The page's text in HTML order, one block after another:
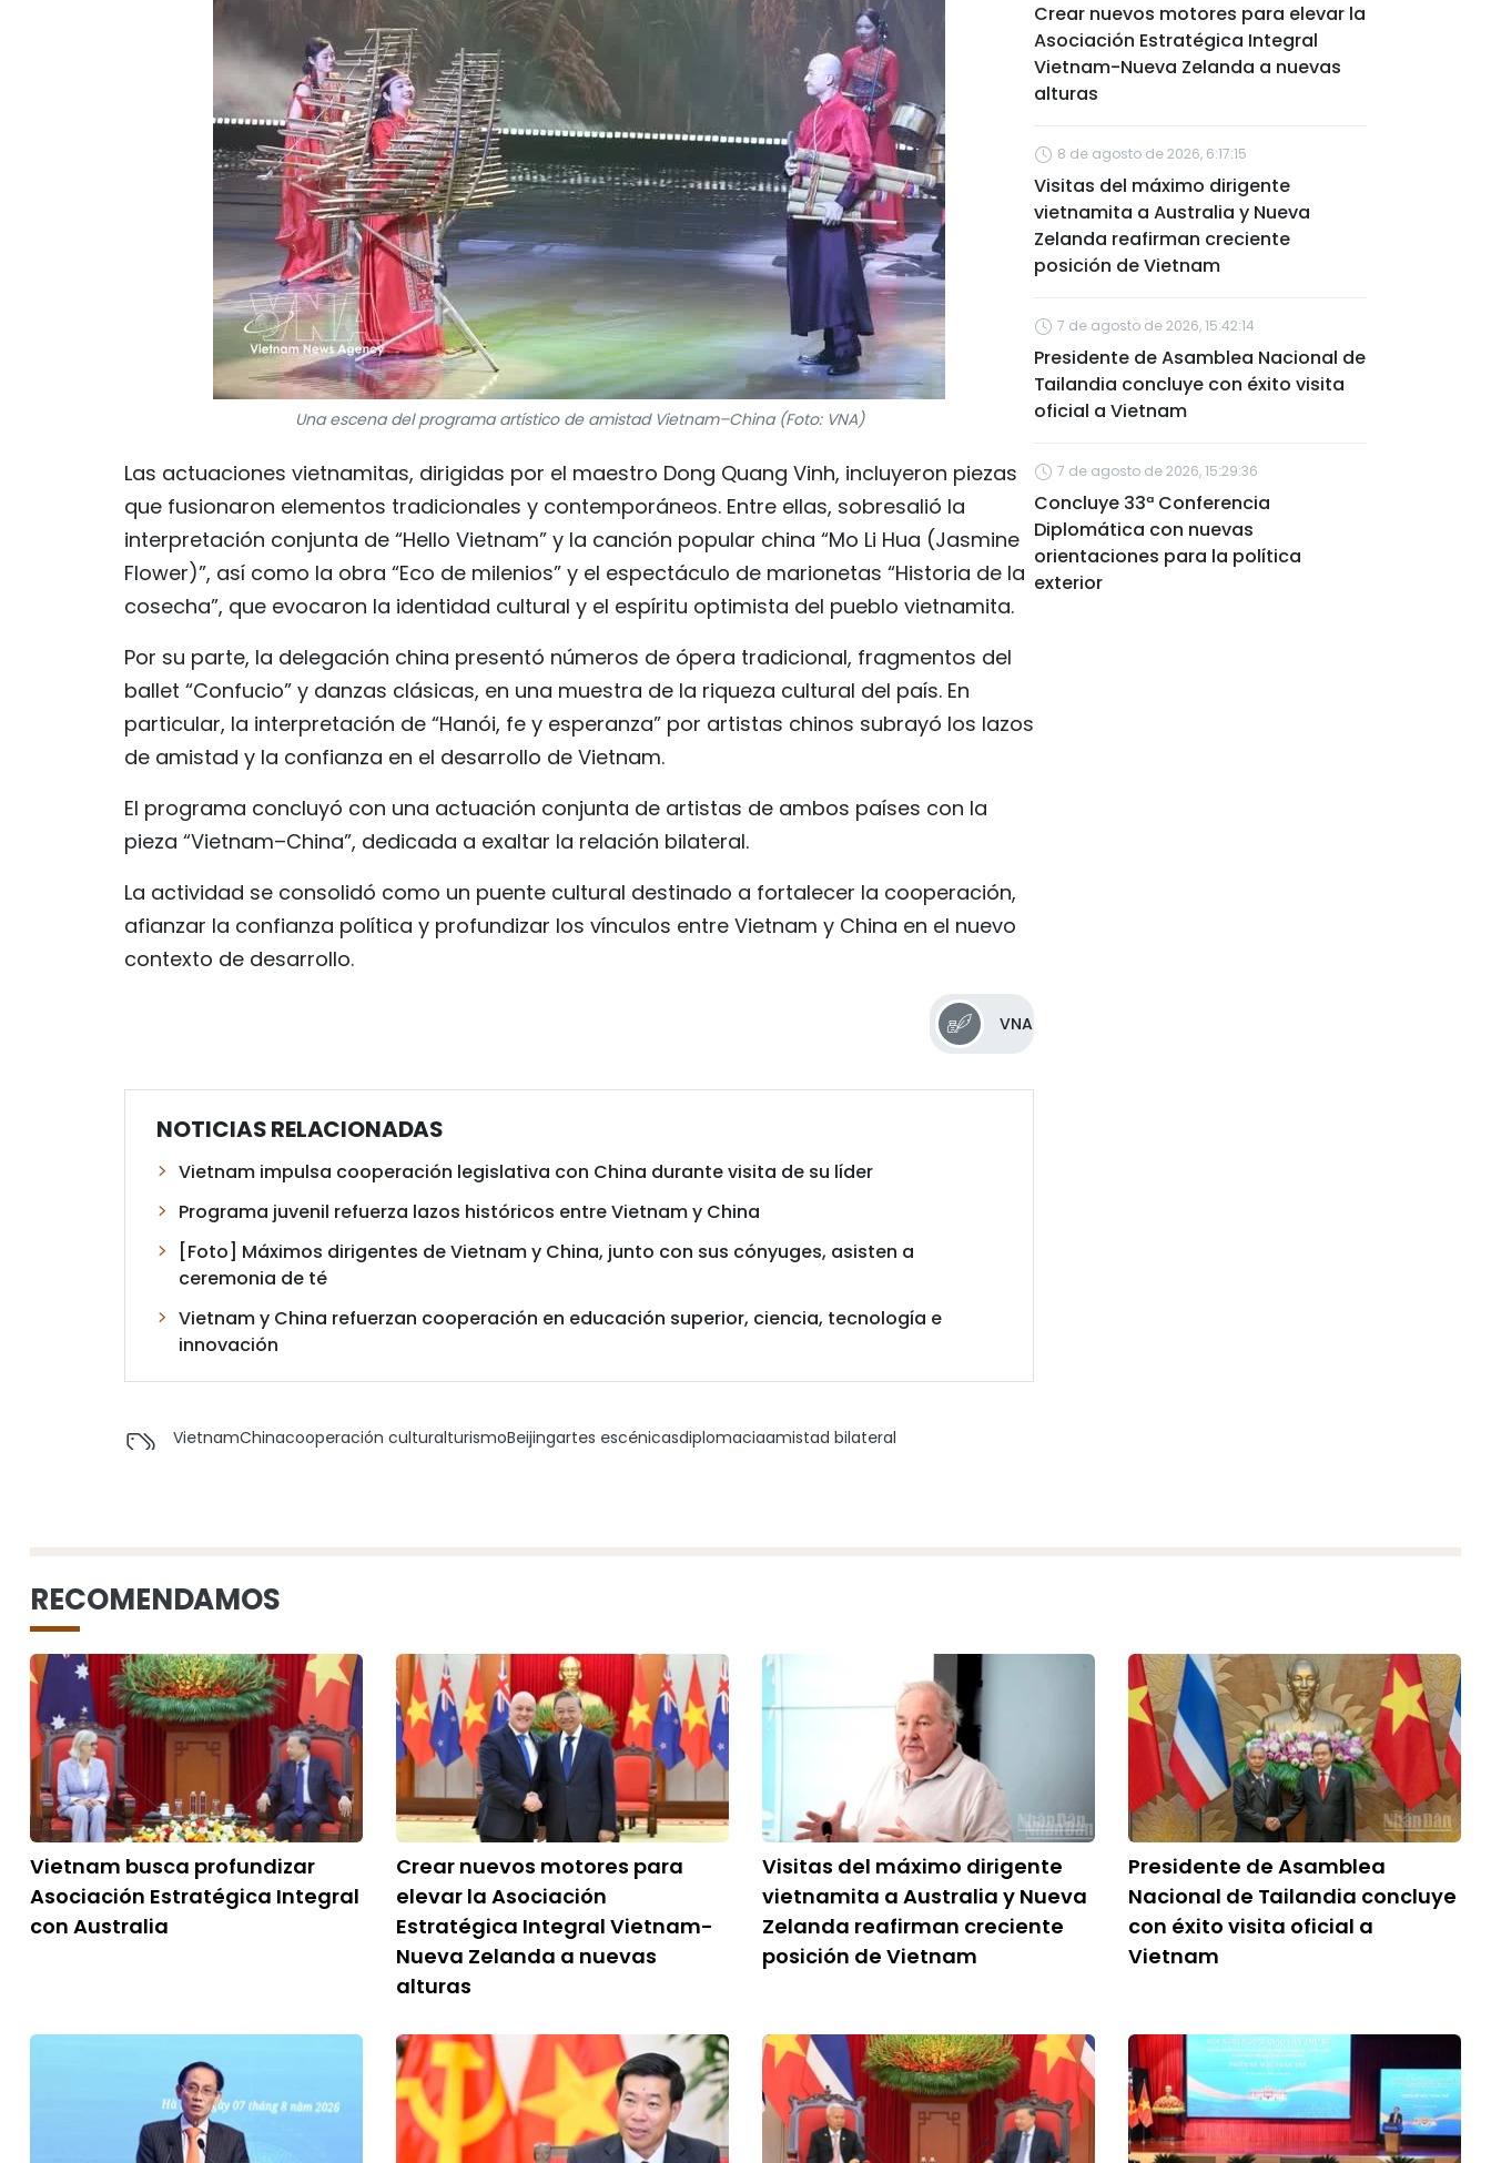
Una escena del programa artístico de amistad Vietnam–China (Foto: VNA)
Las actuaciones vietnamitas, dirigidas por el maestro Dong Quang Vinh, incluyeron piezas
que fusionaron elementos tradicionales y contemporáneos. Entre ellas, sobresalió la
interpretación conjunta de “Hello Vietnam” y la canción popular china “Mo Li Hua (Jasmine
Flower)”, así como la obra “Eco de milenios” y el espectáculo de marionetas “Historia de la
cosecha”, que evocaron la identidad cultural y el espíritu optimista del pueblo vietnamita.
Por su parte, la delegación china presentó números de ópera tradicional, fragmentos del
ballet “Confucio” y danzas clásicas, en una muestra de la riqueza cultural del país. En
particular, la interpretación de “Hanói, fe y esperanza” por artistas chinos subrayó los lazos
de amistad y la confianza en el desarrollo de Vietnam.
El programa concluyó con una actuación conjunta de artistas de ambos países con la
pieza “Vietnam–China”, dedicada a exaltar la relación bilateral.
La actividad se consolidó como un puente cultural destinado a fortalecer la cooperación,
afianzar la confianza política y profundizar los vínculos entre Vietnam y China en el nuevo
contexto de desarrollo.
VNA
NOTICIAS RELACIONADAS
Vietnam impulsa cooperación legislativa con China durante visita de su líder
Programa juvenil refuerza lazos históricos entre Vietnam y China
[Foto] Máximos dirigentes de Vietnam y China, junto con sus cónyuges, asisten a
ceremonia de té
Vietnam y China refuerzan cooperación en educación superior, ciencia, tecnología e
innovación
VietnamChinacooperación culturalturismoBeijingartes escénicasdiplomaciaamistad bilateral
Crear nuevos motores para elevar la
Asociación Estratégica Integral
Vietnam-Nueva Zelanda a nuevas
alturas
8 de agosto de 2026, 6:17:15
Visitas del máximo dirigente
vietnamita a Australia y Nueva
Zelanda reafirman creciente
posición de Vietnam
7 de agosto de 2026, 15:42:14
Presidente de Asamblea Nacional de
Tailandia concluye con éxito visita
oficial a Vietnam
7 de agosto de 2026, 15:29:36
Concluye 33ª Conferencia
Diplomática con nuevas
orientaciones para la política
exterior
RECOMENDAMOS
Vietnam busca profundizar
Asociación Estratégica Integral
con Australia
Crear nuevos motores para
elevar la Asociación
Estratégica Integral Vietnam-
Nueva Zelanda a nuevas
alturas
Visitas del máximo dirigente
vietnamita a Australia y Nueva
Zelanda reafirman creciente
posición de Vietnam
Presidente de Asamblea
Nacional de Tailandia concluye
con éxito visita oficial a
Vietnam